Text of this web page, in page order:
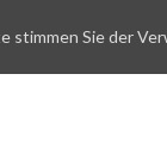
stimmen Sie der